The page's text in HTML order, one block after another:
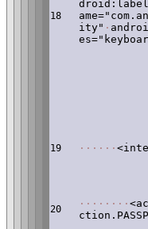
18
ity" ·
19 · · · · · ·
20 · · · · · · · ·